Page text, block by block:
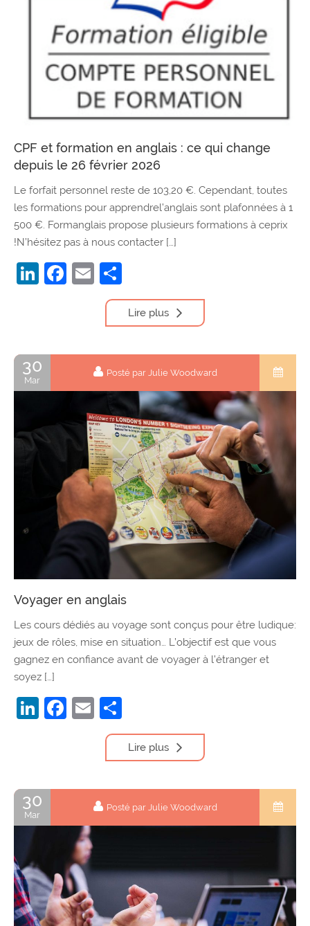
CPF et formation en anglais : ce qui change
depuis le 26 février 2026
Le forfait personnel reste de 103,20 €. Cependant, toutes
les formations pour apprendrel’anglais sont plafonnées à 1
500 €. Formanglais propose plusieurs formations à ceprix
!N’hésitez pas à nous contacter […]
LinkedIn
Facebook
Email
Lire plus
30
Mar
Posté par Julie Woodward
Voyager en anglais
Les cours dédiés au voyage sont conçus pour être ludique:
jeux de rôles, mise en situation… L’objectif est que vous
gagnez en confiance avant de voyager à l’étranger et
soyez […]
LinkedIn
Facebook
Email
Lire plus
30
Mar
Posté par Julie Woodward